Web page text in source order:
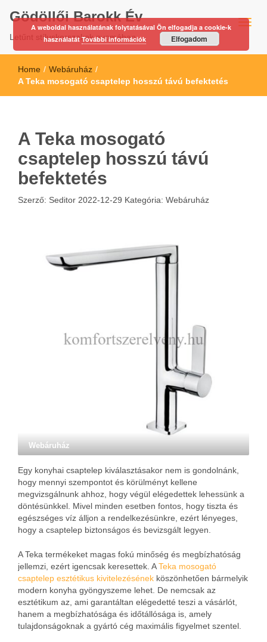
Gödöllői Barokk Év
Letűnt stíluskorszakok nyomában…
Home / Webáruház /
A Teka mosogató csaptelep hosszú távú befektetés
A Teka mosogató
csaptelep hosszú távú
befektetés
Szerző: Seditor 2022-12-29 Kategória: Webáruház
Webáruház
Egy konyhai csaptelep kiválasztásakor nem is gondolnánk,
hogy mennyi szempontot és körülményt kellene
megvizsgálnunk ahhoz, hogy végül elégedettek lehessünk a
döntésünkkel. Mivel minden esetben fontos, hogy tiszta és
egészséges víz álljon a rendelkezésünkre, ezért lényeges,
hogy a csaptelep biztonságos és bevizsgált legyen.
A Teka termékeket magas fokú minőség és megbízhatóság
jellemzi, ezért igencsak keresettek. ATeka mosogató
csaptelep esztétikus kivitelezésének köszönhetően bármelyik
modern konyha gyöngyszeme lehet. De nemcsak az
esztétikum az, ami garantáltan elégedetté teszi a vásárlót,
hanem a megbízhatósága és időtállósága is, amely
tulajdonságoknak a gyártó cég maximális figyelmet szentel.
A weboldal használatának folytatásával Ön elfogadja a cookie-k
használatátTovábbi információk Elfogadom